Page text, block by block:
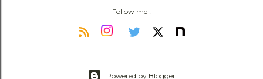
Follow me !
Powered by Blogger